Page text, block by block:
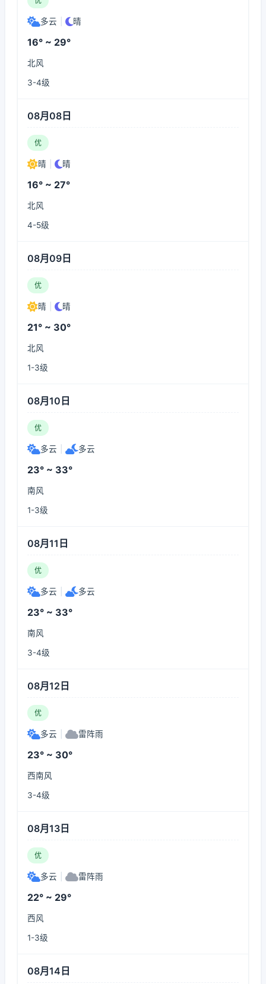
多云 晴
16° ~ 29°
北风
3-4级
08月08日
优
晴 晴
16° ~ 27°
北风
4-5级
08月09日
优
晴 晴
21° ~ 30°
北风
1-3级
08月10日
优
多云 多云
23° ~ 33°
南风
1-3级
08月11日
优
多云 多云
23° ~ 33°
南风
3-4级
08月12日
优
多云 雷阵雨
23° ~ 30°
西南风
3-4级
08月13日
优
多云 雷阵雨
22° ~ 29°
西风
1-3级
08月14日